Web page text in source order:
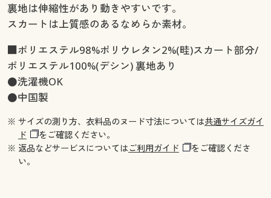
裏地は伸縮性があり動きやすいです。
スカートは上質感のあるなめらか素材。
■ポリエステル98%ポリウレタン2%(畦)スカート部分/
ポリエステル100%(デシン) 裏地あり
●洗濯機OK
●中国製
※ サイズの測り方、衣料品のヌード寸法については共通サイズガイ
ド
をご確認ください。
※ 返品などサービスについてはご利用ガイド
をご確認くださ
い。